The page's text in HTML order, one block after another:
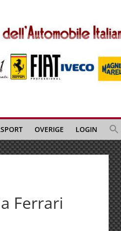
OVERIGE LOGIN
Ferrari